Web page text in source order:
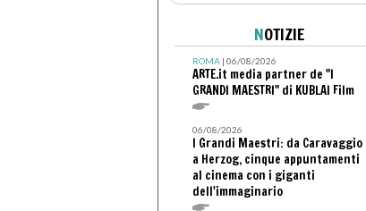
NOTIZIE
ROMA| 06/08/2026
ARTE.it media partner de "I
GRANDI MAESTRI" di KUBLAI Film
06/08/2026
I Grandi Maestri: da Caravaggio
a Herzog, cinque appuntamenti
al cinema con i giganti
dell'immaginario